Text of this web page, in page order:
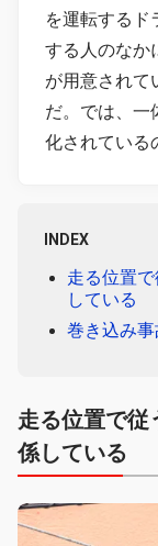
を運転するド
する人のなか
が用意されて
だ。では、一
化されている
INDEX
走る位置
している
巻き込み
走る位置で従
係している